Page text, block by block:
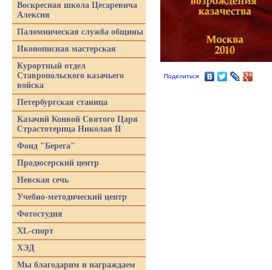
Поделиться
Воскресная школа Цесаревича
Алексия
Паломническая служба общины
Иконописная мастерская
Курортный отдел
Ставропольского казачьего
войска
Петербургская станица
Казачий Конвой Святого Царя
Страстотерпца Николая II
Фонд "Берега"
Продюсерский центр
Невская сечь
Учебно-методический центр
Фотостудия
XL-спорт
ХЭД
Мы благодарим и награждаем